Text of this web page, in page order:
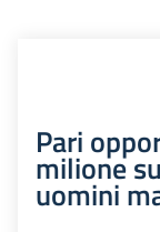
Pari
milione
uomini